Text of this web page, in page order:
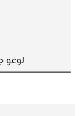
لوغو